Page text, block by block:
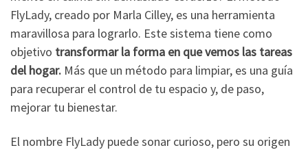
FlyLady, creado por Marla Cilley, es una herramienta
maravillosa para lograrlo. Este sistema tiene como
objetivo transformar la forma en que vemos las tareas
del hogar. Más que un método para limpiar, es una guía
para recuperar el control de tu espacio y, de paso,
mejorar tu bienestar.
El nombre FlyLady puede sonar curioso, pero su origen